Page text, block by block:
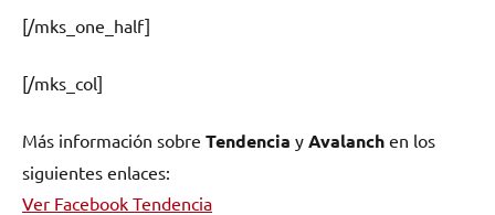
[/mks_one_half]
[/mks_col]
Más información sobre Tendencia y Avalanch en los
siguientes enlaces:
Ver Facebook Tendencia